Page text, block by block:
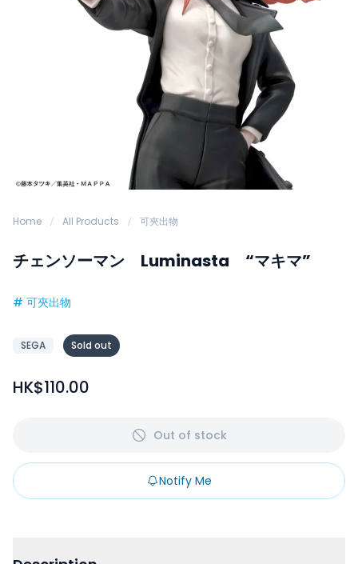
Home All Products 可夾出物
チェンソーマン Luminasta “マキマ”
# 可夾出物
SEGA Sold out
HK$110.00
Out of stock
Notify Me